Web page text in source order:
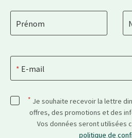
Prénom
E-mail
* Je souhaite recevoir la lettre
offres, des promotions et des
Vos données seront utilisées
politique de